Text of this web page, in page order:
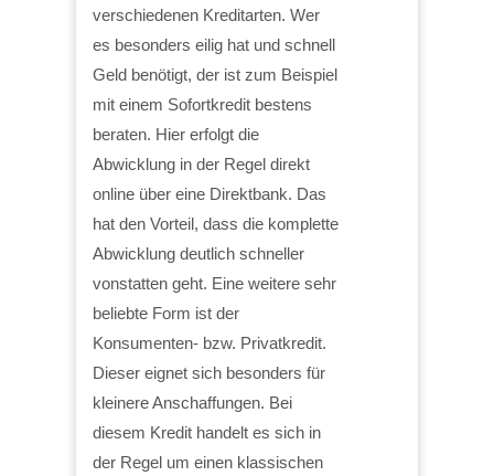
verschiedenen Kreditarten. Wer
es besonders eilig hat und schnell
Geld benötigt, der ist zum Beispiel
mit einem Sofortkredit bestens
beraten. Hier erfolgt die
Abwicklung in der Regel direkt
online über eine Direktbank. Das
hat den Vorteil, dass die komplette
Abwicklung deutlich schneller
vonstatten geht. Eine weitere sehr
beliebte Form ist der
Konsumenten- bzw. Privatkredit.
Dieser eignet sich besonders für
kleinere Anschaffungen. Bei
diesem Kredit handelt es sich in
der Regel um einen klassischen